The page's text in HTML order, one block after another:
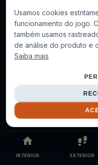
Como ter sucesso em
O que fazer quando
investigação?
INTERIOR EXTERIOR
Usamos cookies
funcionamento do jogo.
também usamos
de análise do produto e
Saiba mais